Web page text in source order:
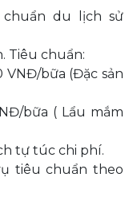
du lịch sử
Tiêu chuẩn:
VNĐ/bữa (Đặc sản
bữa ( Lẩu mắm
tự túc chi phí.
tiêu chuẩn theo